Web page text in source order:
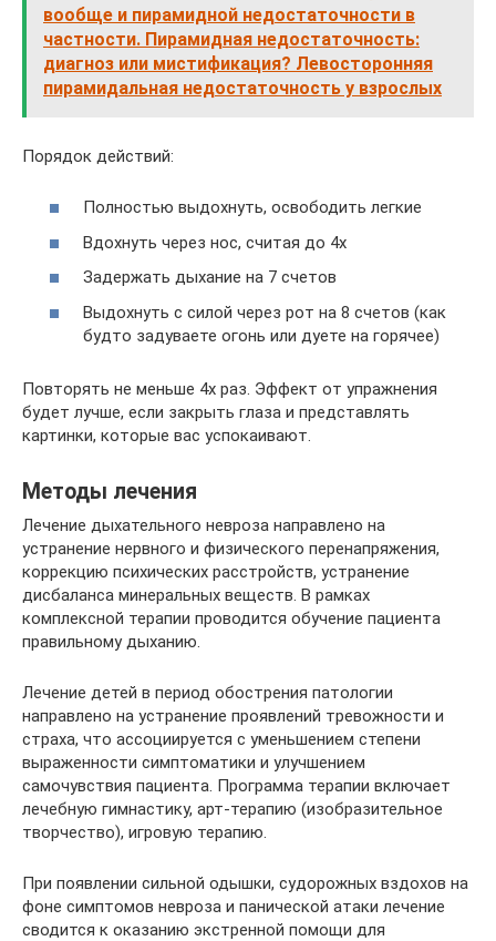
вообще и пирамидной недостаточности в
частности. Пирамидная недостаточность:
диагноз или мистификация? Левосторонняя
пирамидальная недостаточность у взрослых
Порядок действий:
Полностью выдохнуть, освободить легкие
Вдохнуть через нос, считая до 4х
Задержать дыхание на 7 счетов
Выдохнуть с силой через рот на 8 счетов (как
будто задуваете огонь или дуете на горячее)
Повторять не меньше 4х раз. Эффект от упражнения
будет лучше, если закрыть глаза и представлять
картинки, которые вас успокаивают.
Методы лечения
Лечение дыхательного невроза направлено на
устранение нервного и физического перенапряжения,
коррекцию психических расстройств, устранение
дисбаланса минеральных веществ. В рамках
комплексной терапии проводится обучение пациента
правильному дыханию.
Лечение детей в период обострения патологии
направлено на устранение проявлений тревожности и
страха, что ассоциируется с уменьшением степени
выраженности симптоматики и улучшением
самочувствия пациента. Программа терапии включает
лечебную гимнастику, арт-терапию (изобразительное
творчество), игровую терапию.
При появлении сильной одышки, судорожных вздохов на
фоне симптомов невроза и панической атаки лечение
сводится к оказанию экстренной помощи для